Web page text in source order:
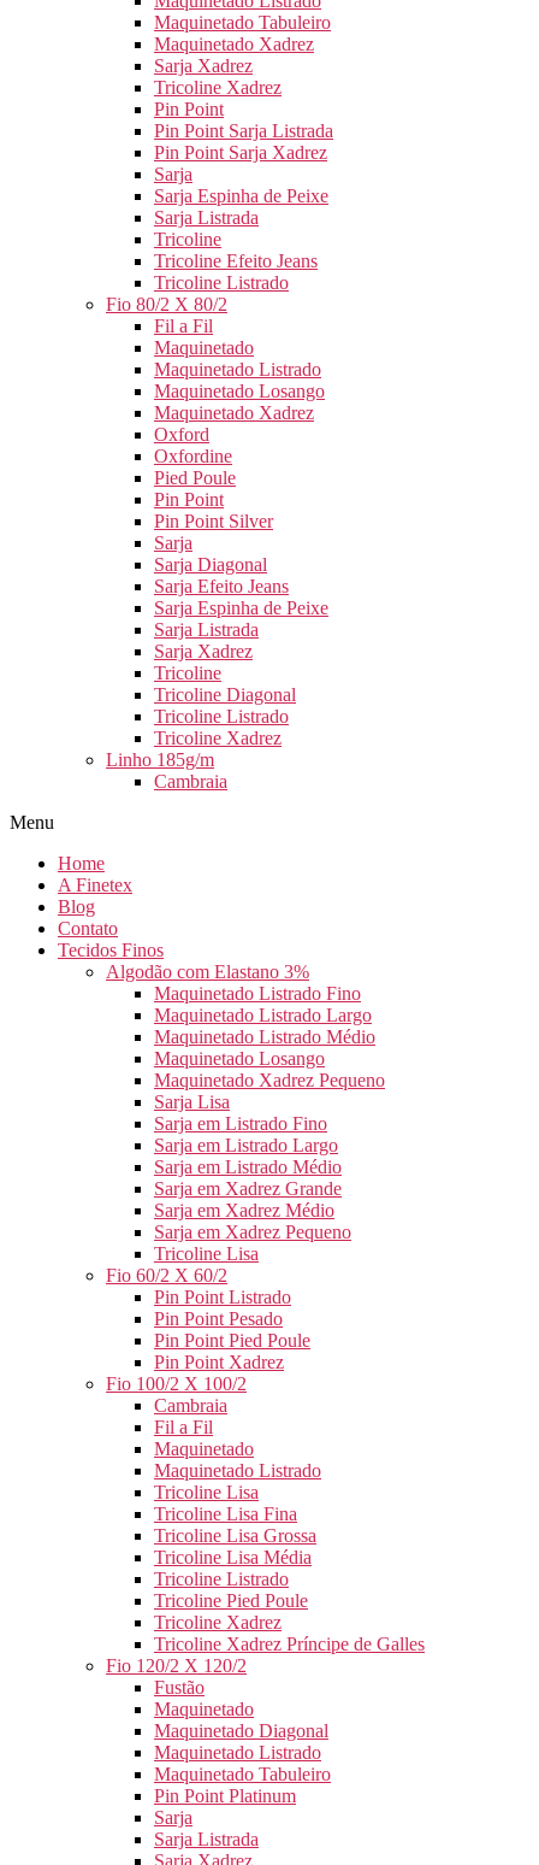
Maquinetado Tabuleiro
Maquinetado Xadrez
Sarja Xadrez
Tricoline Xadrez
Pin Point
Pin Point Sarja Listrada
Pin Point Sarja Xadrez
Sarja
Sarja Espinha de Peixe
Sarja Listrada
Tricoline
Tricoline Efeito Jeans
Tricoline Listrado
Fio 80/2 X 80/2
Fil a Fil
Maquinetado
Maquinetado Listrado
Maquinetado Losango
Maquinetado Xadrez
Oxford
Oxfordine
Pied Poule
Pin Point
Pin Point Silver
Sarja
Sarja Diagonal
Sarja Efeito Jeans
Sarja Espinha de Peixe
Sarja Listrada
Sarja Xadrez
Tricoline
Tricoline Diagonal
Tricoline Listrado
Tricoline Xadrez
Linho 185g/m
Cambraia
Menu
Home
A Finetex
Blog
Contato
Tecidos Finos
Algodão com Elastano 3%
Maquinetado Listrado Fino
Maquinetado Listrado Largo
Maquinetado Listrado Médio
Maquinetado Losango
Maquinetado Xadrez Pequeno
Sarja Lisa
Sarja em Listrado Fino
Sarja em Listrado Largo
Sarja em Listrado Médio
Sarja em Xadrez Grande
Sarja em Xadrez Médio
Sarja em Xadrez Pequeno
Tricoline Lisa
Fio 60/2 X 60/2
Pin Point Listrado
Pin Point Pesado
Pin Point Pied Poule
Pin Point Xadrez
Fio 100/2 X 100/2
Cambraia
Fil a Fil
Maquinetado
Maquinetado Listrado
Tricoline Lisa
Tricoline Lisa Fina
Tricoline Lisa Grossa
Tricoline Lisa Média
Tricoline Listrado
Tricoline Pied Poule
Tricoline Xadrez
Tricoline Xadrez Príncipe de Galles
Fio 120/2 X 120/2
Fustão
Maquinetado
Maquinetado Diagonal
Maquinetado Listrado
Maquinetado Tabuleiro
Pin Point Platinum
Sarja
Sarja Listrada
Sarja Xadrez